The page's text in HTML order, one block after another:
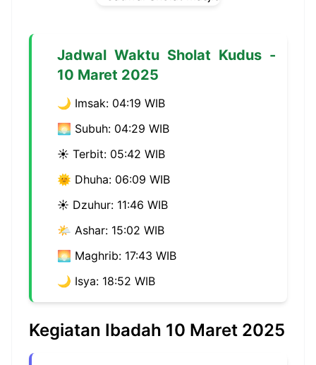
Jadwal Waktu Sholat Kudus -
10 Maret 2025
🌙 Imsak: 04:19 WIB
🌅 Subuh: 04:29 WIB
☀️ Terbit: 05:42 WIB
🌞 Dhuha: 06:09 WIB
☀️ Dzuhur: 11:46 WIB
🌤️ Ashar: 15:02 WIB
🌅 Maghrib: 17:43 WIB
🌙 Isya: 18:52 WIB
Kegiatan Ibadah 10 Maret 2025